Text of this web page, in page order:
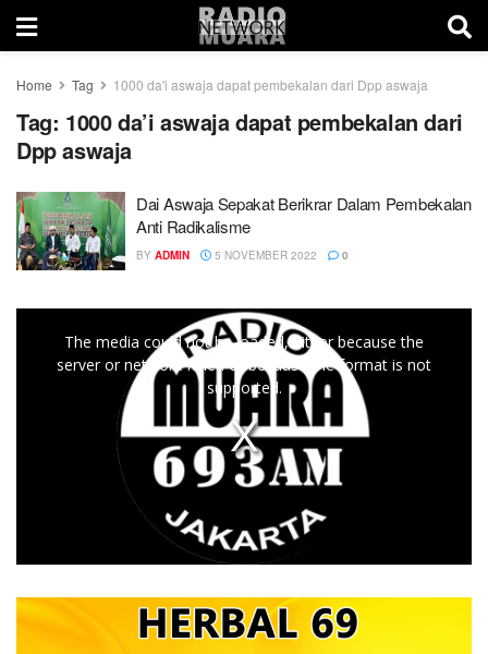
Home Tag 1000 da'i aswaja dapat pembekalan dari Dpp aswaja
Tag: 1000 da’i aswaja dapat pembekalan dari
Dpp aswaja
Dai Aswaja Sepakat Berikrar Dalam Pembekalan
Anti Radikalisme
BY ADMIN 5 NOVEMBER 2022 0
The media could not be loaded, either because the
server or network failed or because the format is not
supported.